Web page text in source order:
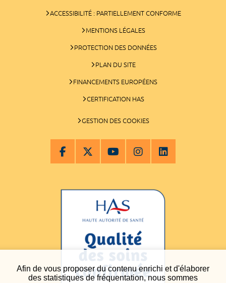
Afin de vous proposer du contenu enrichi et d'élaborer
des statistiques de fréquentation, nous sommes
ACCESSIBILITÉ : PARTIELLEMENT CONFORME
MENTIONS LÉGALES
PROTECTION DES DONNÉES
PLAN DU SITE
FINANCEMENTS EUROPÉENS
CERTIFICATION HAS
GESTION DES COOKIES